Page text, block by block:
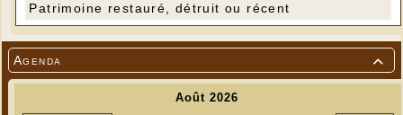

Agenda
Patrimoine restauré, détruit ou récent